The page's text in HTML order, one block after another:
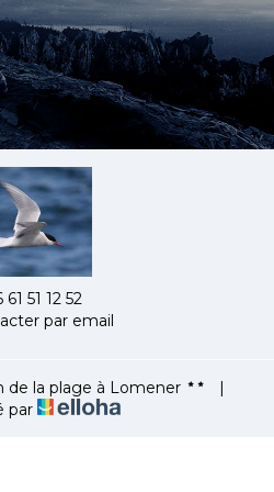
61 51 12 52
par email
de la plage à Lomener
|
par